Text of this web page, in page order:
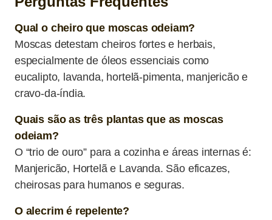
Qual o cheiro que moscas odeiam?
Moscas detestam cheiros fortes e herbais,
especialmente de óleos essenciais como
eucalipto, lavanda, hortelã-pimenta, manjericão e
cravo-da-índia.
Quais são as três plantas que as moscas
odeiam?
O “trio de ouro” para a cozinha e áreas internas é:
Manjericão, Hortelã e Lavanda. São eficazes,
cheirosas para humanos e seguras.
O alecrim é repelente?